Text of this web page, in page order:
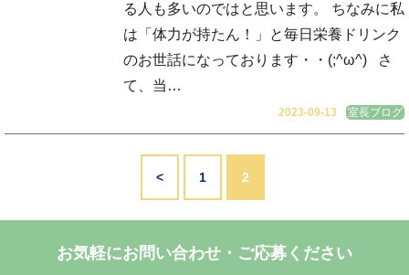
る人も多いのではと思います。 ちなみに私
は「体力が持たん！」と毎日栄養ドリンク
のお世話になっております・・(;^ω^) さ
て、当…
2023-09-13 室長ブログ
< 1 2
お気軽にお問い合わせ・ご応募ください